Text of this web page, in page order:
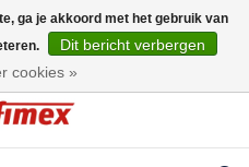
ga je akkoord met het gebruik van
Dit bericht verbergen
cookies »